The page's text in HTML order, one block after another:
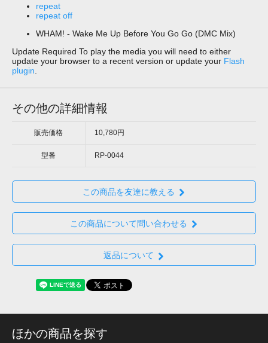
repeat
repeat off
WHAM! - Wake Me Up Before You Go Go (DMC Mix)
Update Required To play the media you will need to either
update your browser to a recent version or update your Flash
plugin
その他の詳細情報
販売価格 10,780円
型番 RP-0044
この商品を友達に教える
この商品について問い合わせる
返品について
ほかの商品を探す